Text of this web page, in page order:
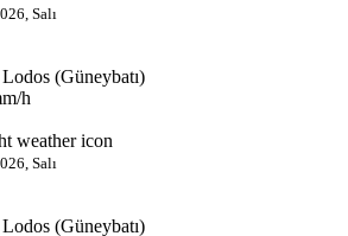
Salı
Lodos (Güneybatı)
h
Salı
Lodos (Güneybatı)